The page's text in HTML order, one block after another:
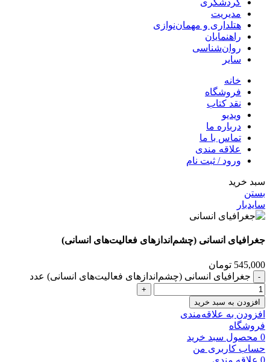
گردشگری
مدیریت
هتلداری و مهمان‌نوازی
راهنمایان
روان‌شناسی
سایر
خانه
فروشگاه
نقد کتاب
ویدیو
درباره‌ ما
تماس با ما
علاقه مندی
ورود / ثبت نام
سبد خرید
بستن
سایدبار
جغرافیای انسانی (چشم‌اندازهای فعالیت‌های انسانی)
545,000 تومان
جغرافیای انسانی (چشم‌اندازهای فعالیت‌های انسانی) عدد
افزودن به سبد خرید
افزودن به علاقه‌مندی
فروشگاه
0 محصول سبد خرید
حساب کاربری من
0 علاقه مندی